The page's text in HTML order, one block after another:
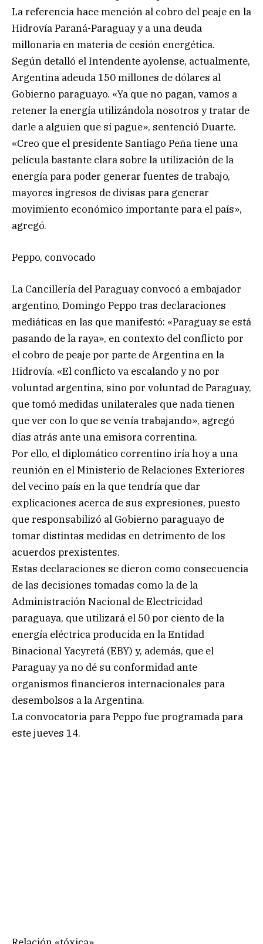
La referencia hace mención al cobro del peaje en la
Hidrovía Paraná-Paraguay y a una deuda
millonaria en materia de cesión energética.
Según detalló el Intendente ayolense, actualmente,
Argentina adeuda 150 millones de dólares al
Gobierno paraguayo. «Ya que no pagan, vamos a
retener la energía utilizándola nosotros y tratar de
darle a alguien que sí pague», sentenció Duarte.
«Creo que el presidente Santiago Peña tiene una
película bastante clara sobre la utilización de la
energía para poder generar fuentes de trabajo,
mayores ingresos de divisas para generar
movimiento económico importante para el país»,
agregó.
Peppo, convocado
La Cancillería del Paraguay convocó a embajador
argentino, Domingo Peppo tras declaraciones
mediáticas en las que manifestó: «Paraguay se está
pasando de la raya», en contexto del conflicto por
el cobro de peaje por parte de Argentina en la
Hidrovía. «El conflicto va escalando y no por
voluntad argentina, sino por voluntad de Paraguay,
que tomó medidas unilaterales que nada tienen
que ver con lo que se venía trabajando», agregó
días atrás ante una emisora correntina.
Por ello, el diplomático correntino iría hoy a una
reunión en el Ministerio de Relaciones Exteriores
del vecino país en la que tendría que dar
explicaciones acerca de sus expresiones, puesto
que responsabilizó al Gobierno paraguayo de
tomar distintas medidas en detrimento de los
acuerdos prexistentes.
Estas declaraciones se dieron como consecuencia
de las decisiones tomadas como la de la
Administración Nacional de Electricidad
paraguaya, que utilizará el 50 por ciento de la
energía eléctrica producida en la Entidad
Binacional Yacyretá (EBY) y, además, que el
Paraguay ya no dé su conformidad ante
organismos financieros internacionales para
desembolsos a la Argentina.
La convocatoria para Peppo fue programada para
este jueves 14.